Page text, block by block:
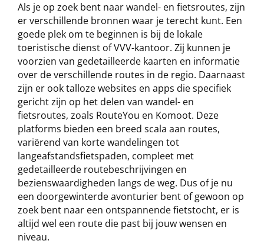
Als je op zoek bent naar wandel- en fietsroutes, zijn
er verschillende bronnen waar je terecht kunt. Een
goede plek om te beginnen is bij de lokale
toeristische dienst of VVV-kantoor. Zij kunnen je
voorzien van gedetailleerde kaarten en informatie
over de verschillende routes in de regio. Daarnaast
zijn er ook talloze websites en apps die specifiek
gericht zijn op het delen van wandel- en
fietsroutes, zoals RouteYou en Komoot. Deze
platforms bieden een breed scala aan routes,
variërend van korte wandelingen tot
langeafstandsfietspaden, compleet met
gedetailleerde routebeschrijvingen en
bezienswaardigheden langs de weg. Dus of je nu
een doorgewinterde avonturier bent of gewoon op
zoek bent naar een ontspannende fietstocht, er is
altijd wel een route die past bij jouw wensen en
niveau.